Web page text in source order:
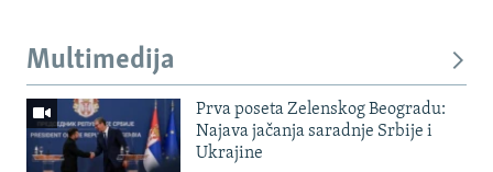
Multimedija
Prva poseta Zelenskog Beogradu:
Najava jačanja saradnje Srbije i
Ukrajine